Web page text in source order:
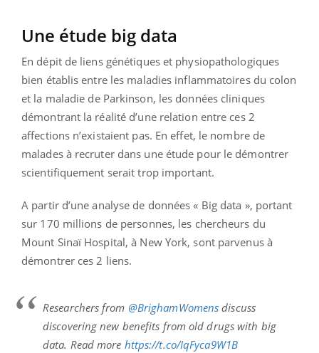
Une étude big data
En dépit de liens génétiques et physiopathologiques
bien établis entre les maladies inflammatoires du colon
et la maladie de Parkinson, les données cliniques
démontrant la réalité d’une relation entre ces 2
affections n’existaient pas. En effet, le nombre de
malades à recruter dans une étude pour le démontrer
scientifiquement serait trop important.
A partir d’une analyse de données « Big data », portant
sur 170 millions de personnes, les chercheurs du
Mount Sinaï Hospital, à New York, sont parvenus à
démontrer ces 2 liens.
Researchers from @BrighamWomens discuss
discovering new benefits from old drugs with big
data. Read more https://t.co/IqFyca9W1B